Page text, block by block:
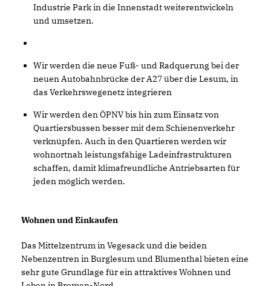
Industrie Park in die Innenstadt weiterentwickeln
und umsetzen.
Wir werden die neue Fuß- und Radquerung bei der
neuen Autobahnbrücke der A27 über die Lesum, in
das Verkehrswegenetz integrieren
Wir werden den ÖPNV bis hin zum Einsatz von
Quartiersbussen besser mit dem Schienenverkehr
verknüpfen. Auch in den Quartieren werden wir
wohnortnah leistungsfähige Ladeinfrastrukturen
schaffen, damit klimafreundliche Antriebsarten für
jeden möglich werden.
Wohnen und Einkaufen
Das Mittelzentrum in Vegesack und die beiden
Nebenzentren in Burglesum und Blumenthal bieten eine
sehr gute Grundlage für ein attraktives Wohnen und